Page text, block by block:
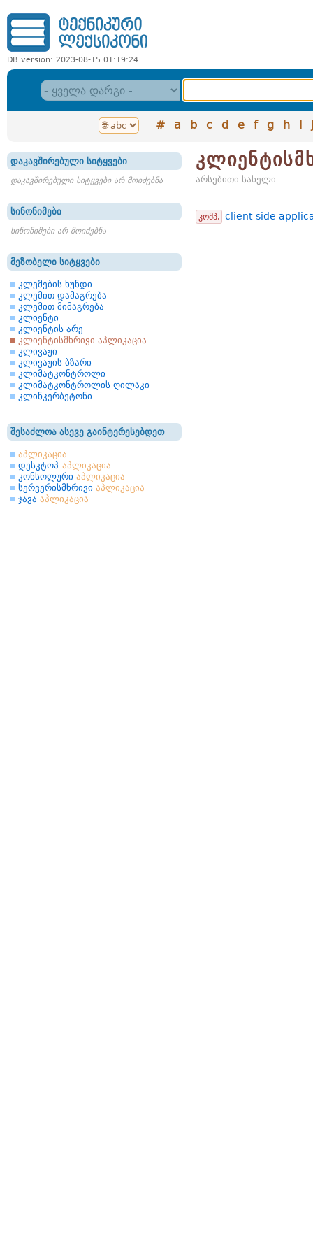
DB version: 2023-08-15 01:19:24
# a b c d e f g h i j
დაკავშირებული სიტყვები
დაკავშირებული სიტყვები არ მოიძებნა
სინონიმები
სინონიმები არ მოიძებნა
მეზობელი სიტყვები
კლემების ხუნდი
კლემით დამაგრება
კლემით მიმაგრება
კლიენტი
კლიენტის არე
კლიენტისმხრივი აპლიკაცია
კლივაჟი
კლივაჟის ბზარი
კლიმატკონტროლი
კლიმატკონტროლის ღილაკი
კლინკერბეტონი
შესაძლოა ასევე გაინტერესებდეთ
აპლიკაცია
დესკტოპ-აპლიკაცია
კონსოლური აპლიკაცია
სერვერისმხრივი აპლიკაცია
ჯავა აპლიკაცია
არსებითი სახელი
კომპ. client-side